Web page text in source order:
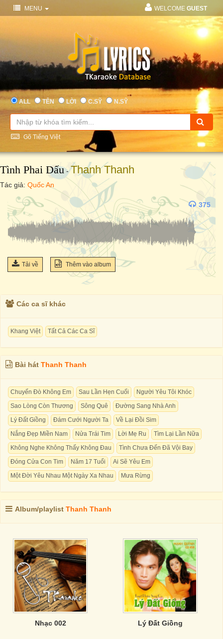
MENU WELCOME GUEST
ALL TÊN LỜI C.SỸ N.SỸ
Gõ Tiếng Việt
Tình Phai Dấu-Thanh Thanh
Tác giả: Quốc An
375
Tải về Thêm vào album
Các ca sĩ khác
Khang Việt Tất Cả Các Ca Sĩ
Bài hát Thanh Thanh
Chuyến Đò Không Em Sau Lần Hẹn Cuối
Người Yêu Tôi Khóc
Sao Lòng Còn Thương
Sông Quê
Đường Sang Nhà Anh
Lý Đất Giồng
Đám Cưới Người Ta
Về Lại Đồi Sim
Nắng Đẹp Miền Nam
Nửa Trái Tim Lời Mẹ Ru
Tìm Lại Lần Nữa
Không Nghe Không Thấy Không Đau
Tình Chưa Đến Đã Vội Bay
Đóng Cửa Con Tim
Năm 17 Tuổi
Ai Sẽ Yêu Em
Một Đời Yêu Nhau Một Ngày Xa Nhau
Mưa Rừng
Album/playlist Thanh Thanh
Nhạc 002 Lý Đất Giồng